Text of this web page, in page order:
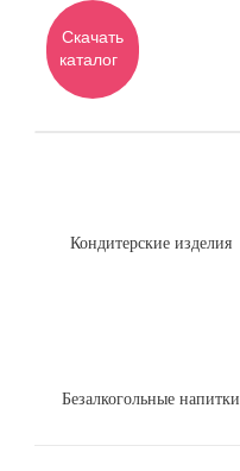
Скачать
каталог
Кондитерские изделия
Безалкогольные напитки